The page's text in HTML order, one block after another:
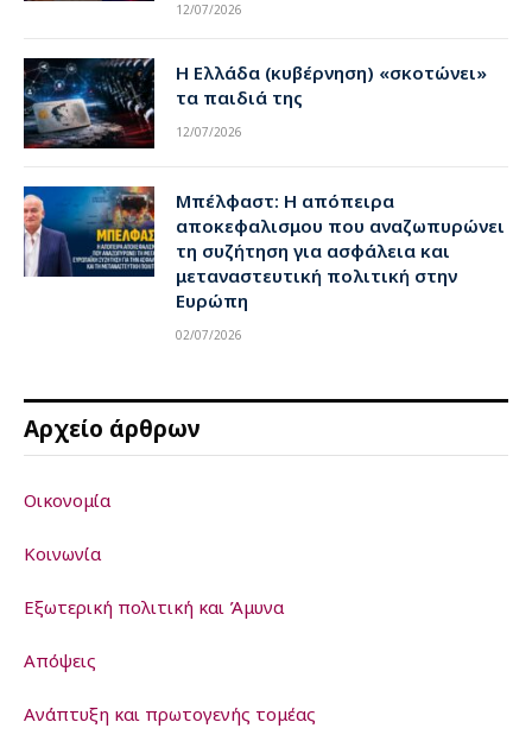
12/07/2026
Η Ελλάδα (κυβέρνηση) «σκοτώνει»
τα παιδιά της
12/07/2026
Μπέλφαστ: Η απόπειρα
αποκεφαλισμου που αναζωπυρώνει
τη συζήτηση για ασφάλεια και
μεταναστευτική πολιτική στην
Ευρώπη
02/07/2026
Αρχείο άρθρων
Οικονομία
Κοινωνία
Εξωτερική πολιτική και Άμυνα
Απόψεις
Ανάπτυξη και πρωτογενής τομέας